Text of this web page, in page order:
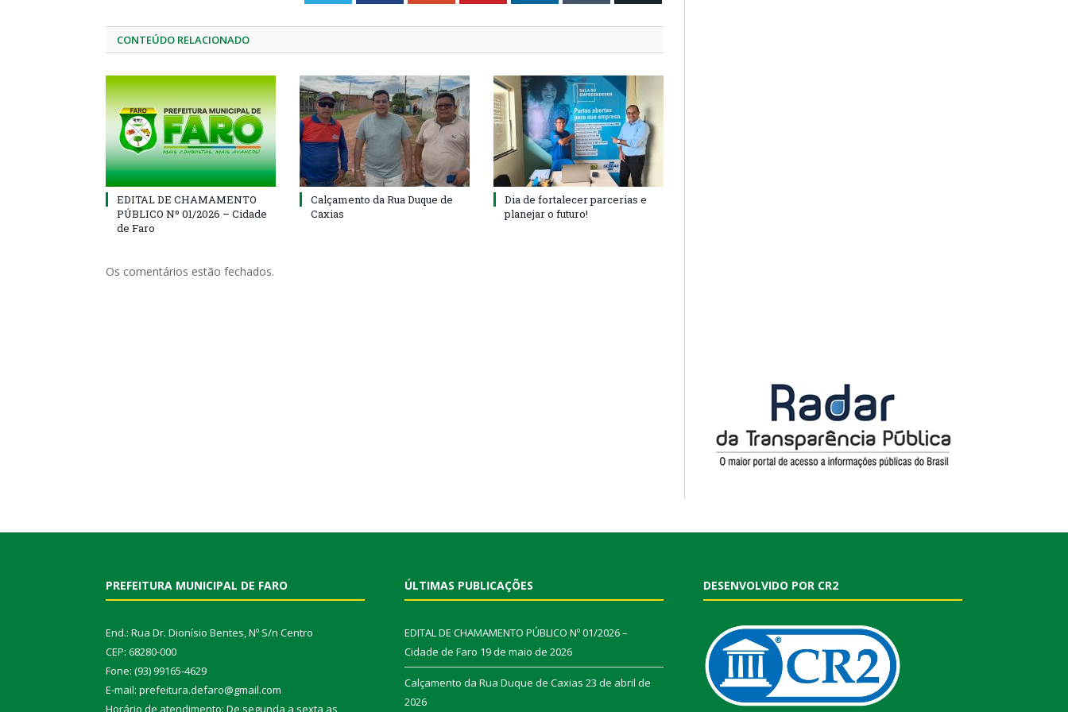
CONTEÚDO RELACIONADO
EDITAL DE CHAMAMENTO
PÚBLICO Nº 01/2026 – Cidade
de Faro
Calçamento da Rua Duque de
Caxias
Dia de fortalecer parcerias e
planejar o futuro!
Os comentários estão fechados.
PREFEITURA MUNICIPAL DE FARO
End.: Rua Dr. Dionísio Bentes, Nº S/n Centro
CEP: 68280-000
Fone: (93) 99165-4629
E-mail: prefeitura.defaro@gmail.com
Horário de atendimento: De segunda a sexta as
ÚLTIMAS PUBLICAÇÕES
EDITAL DE CHAMAMENTO PÚBLICO Nº 01/2026 –
Cidade de Faro 19 de maio de 2026
Calçamento da Rua Duque de Caxias 23 de abril de
2026
DESENVOLVIDO POR CR2